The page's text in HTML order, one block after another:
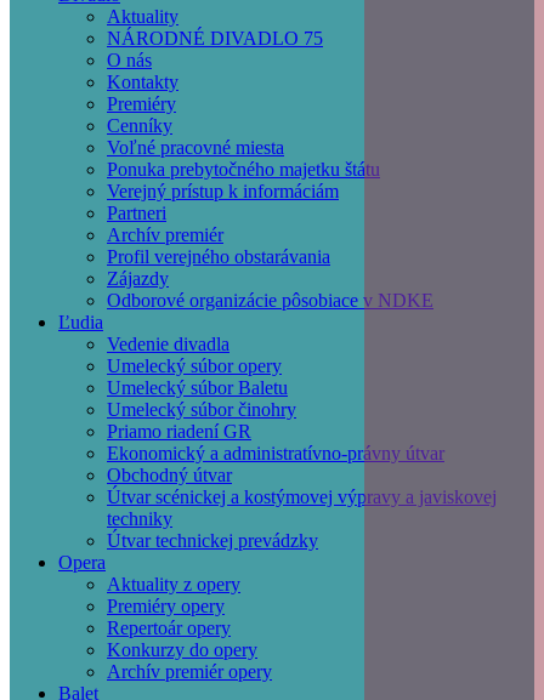
navigation
Aktuality
NÁRODNÉ DIVADLO 75
O nás
Kontakty
Premiéry
Cenníky
Voľné pracovné miesta
Ponuka prebytočného majetku štátu
Verejný prístup k informáciám
Partneri
Archív premiér
Profil verejného obstarávania
Zájazdy
Odborové organizácie pôsobiace v NDKE
Ľudia
Vedenie divadla
Umelecký súbor opery
Umelecký súbor Baletu
Umelecký súbor činohry
Priamo riadení GR
Ekonomický a administratívno-právny útvar
Obchodný útvar
Útvar scénickej a kostýmovej výpravy a javiskovej
techniky
Útvar technickej prevádzky
Opera
Aktuality z opery
Premiéry opery
Repertoár opery
Konkurzy do opery
Archív premiér opery
Balet